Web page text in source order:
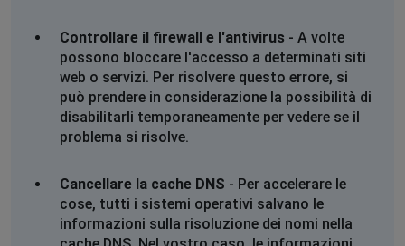
Controllare il firewall e l'antivirus - A volte
possono bloccare l'accesso a determinati siti
web o servizi. Per risolvere questo errore, si
può prendere in considerazione la possibilità di
disabilitarli temporaneamente per vedere se il
problema si risolve.
Cancellare la cache DNS - Per accelerare le
cose, tutti i sistemi operativi salvano le
informazioni sulla risoluzione dei nomi nella